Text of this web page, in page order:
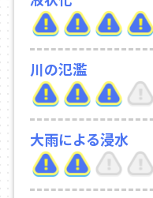
川の氾濫
大雨による浸水